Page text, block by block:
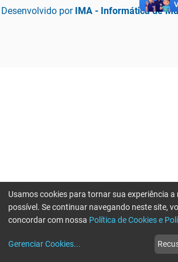
Desenvolvido por IMA - Informática de
Usamos cookies para tornar sua experiência a
possível. Se continuar navegando neste site,
concordar com nossa Política de Cookies e
Gerenciar Cookies...
Erro ao enviar informações, por favor tente